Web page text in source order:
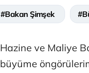
#Bakan Şimşek
Hazine ve Maliye
büyüme